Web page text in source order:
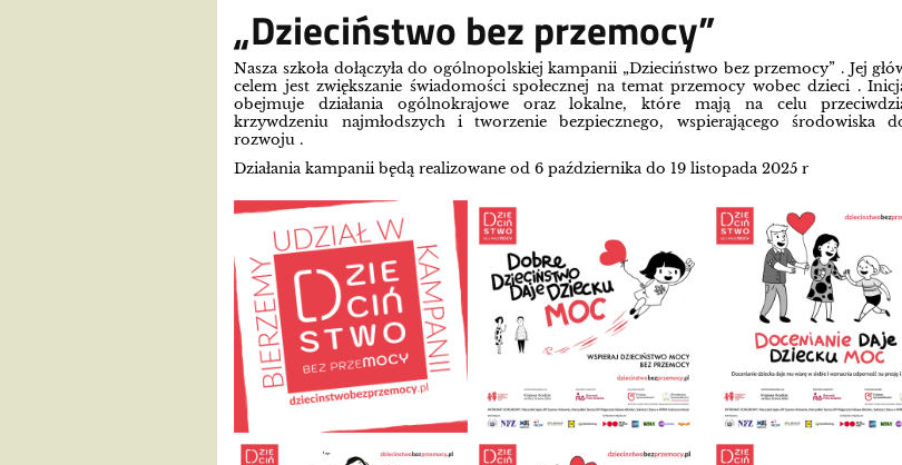
„Dzieciństwo bez przemocy”
Nasza szkoła dołączyła do ogólnopolskiej kampanii „Dzieciństwo bez przemocy” . Jej
celem jest zwiększanie świadomości społecznej na temat przemocy wobec dzieci .
obejmuje działania ogólnokrajowe oraz lokalne, które mają na celu
krzywdzeniu najmłodszych i tworzenie bezpiecznego, wspierającego środowiska
rozwoju .
Działania kampanii będą realizowane od 6 października do 19 listopada 2025 r